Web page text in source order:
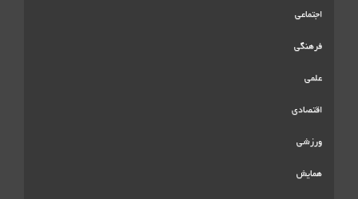
اجتماعی
فرهنگی
علمی
اقتصادی
ورزشی
همایش